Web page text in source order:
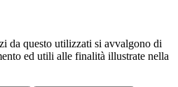
da questo utilizzati si avvalgono di
ed utili alle finalità illustrate nella